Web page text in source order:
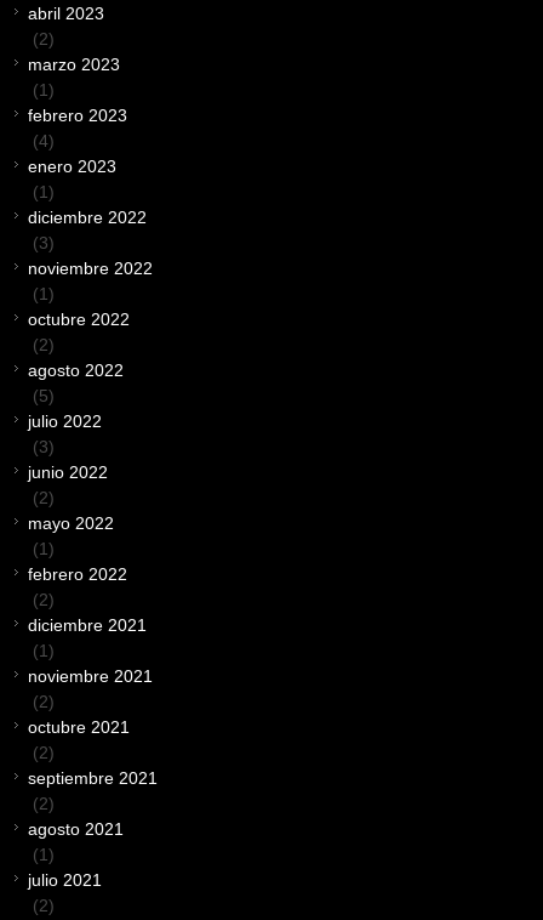
abril 2023
(2)
marzo 2023
(1)
febrero 2023
(4)
enero 2023
(1)
diciembre 2022
(3)
noviembre 2022
(1)
octubre 2022
(2)
agosto 2022
(5)
julio 2022
(3)
junio 2022
(2)
mayo 2022
(1)
febrero 2022
(2)
diciembre 2021
(1)
noviembre 2021
(2)
octubre 2021
(2)
septiembre 2021
(2)
agosto 2021
(1)
julio 2021
(2)